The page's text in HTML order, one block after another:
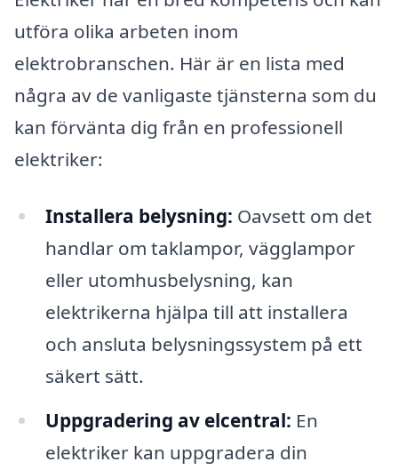
utföra olika arbeten inom
elektrobranschen. Här är en lista med
några av de vanligaste tjänsterna som du
kan förvänta dig från en professionell
elektriker:
Installera belysning: Oavsett om det
handlar om taklampor, vägglampor
eller utomhusbelysning, kan
elektrikerna hjälpa till att installera
och ansluta belysningssystem på ett
säkert sätt.
Uppgradering av elcentral: En
elektriker kan uppgradera din